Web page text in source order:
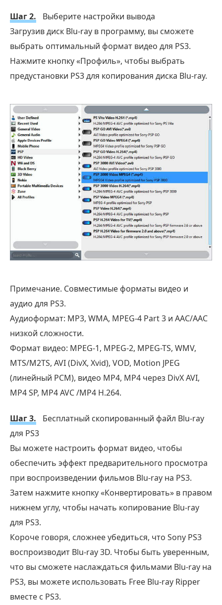
Бесплатная загрузка
Для Windows
Бесплатная загрузка
для MacOS
Шаг 2.
Выберите настройки вывода
Загрузив диск Blu-ray в программу, вы сможете
выбрать оптимальный формат видео для PS3.
Нажмите кнопку «Профиль», чтобы выбрать
предустановки PS3 для копирования диска Blu-ray.
Примечание. Совместимые форматы видео и
аудио для PS3.
Аудиоформат: MP3, WMA, MPEG-4 Part 3 и AAC/AAC
низкой сложности.
Формат видео: MPEG-1, MPEG-2, MPEG-TS, WMV,
MTS/M2TS, AVI (DivX, Xvid), VOD, Motion JPEG
(линейный PCM), видео MP4, MP4 через DivX AVI,
MP4 SP, MP4 AVC /MP4 H.264.
Шаг 3.
Бесплатный скопированный файл Blu-ray
для PS3
Вы можете настроить формат видео, чтобы
обеспечить эффект предварительного просмотра
при воспроизведении фильмов Blu-ray на PS3.
Затем нажмите кнопку «Конвертировать» в правом
нижнем углу, чтобы начать копирование Blu-ray
для PS3.
Короче говоря, сложнее убедиться, что Sony PS3
воспроизводит Blu-ray 3D. Чтобы быть уверенным,
что вы сможете наслаждаться фильмами Blu-ray на
PS3, вы можете использовать Free Blu-ray Ripper
вместе с PS3.